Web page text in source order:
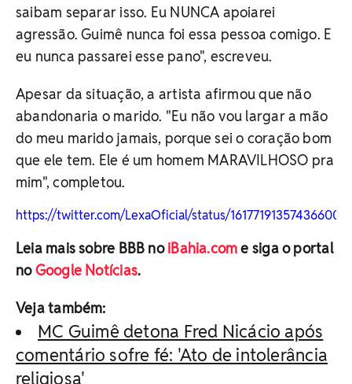
saibam separar isso. Eu NUNCA apoiarei
agressão. Guimê nunca foi essa pessoa comigo. E
eu nunca passarei esse pano", escreveu.
Apesar da situação, a artista afirmou que não
abandonaria o marido. "Eu não vou largar a mão
do meu marido jamais, porque sei o coração bom
que ele tem. Ele é um homem MARAVILHOSO pra
mim", completou.
https://twitter.com/LexaOficial/status/
Leia mais sobre BBB noiBahia.come siga o portal
noGoogle Notícias.
Veja também:
MC Guimê detona Fred Nicácio após
comentário sofre fé: 'Ato de intolerância
religiosa'